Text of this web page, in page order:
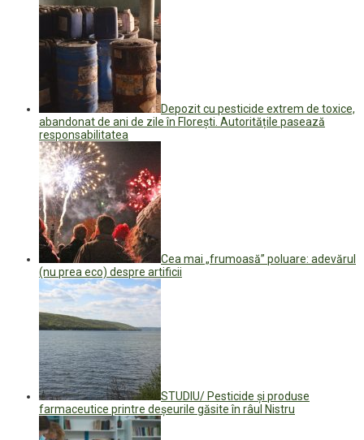
Depozit cu pesticide extrem de toxice,
abandonat de ani de zile în Florești. Autoritățile pasează
responsabilitatea
Cea mai „frumoasă” poluare: adevărul
(nu prea eco) despre artificii
STUDIU/ Pesticide și produse
farmaceutice printre deșeurile găsite în râul Nistru